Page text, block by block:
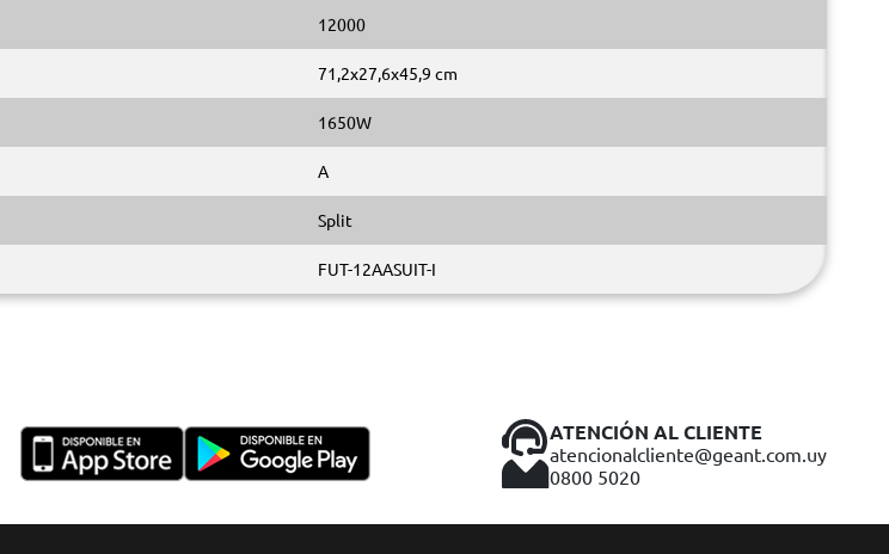
12000
71,2x27,6x45,9 cm
1650W
A
Split
FUT-12AASUIT-I
ATENCIÓN AL CLIENTE
atencionalcliente@geant.com.uy
0800 5020